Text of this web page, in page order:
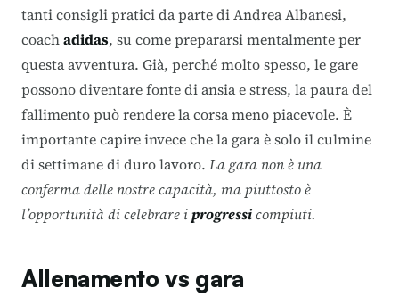
tanti consigli pratici da parte di Andrea Albanesi,
coachadidas, su come prepararsi mentalmente per
questa avventura. Già, perché molto spesso, le gare
possono diventare fonte di ansia e stress, la paura del
fallimento può rendere la corsa meno piacevole. È
importante capire invece che la gara è solo il culmine
di settimane di duro lavoro. La gara non è una
conferma delle nostre capacità, ma piuttosto è
l’opportunità di celebrare iprogressicompiuti.
Allenamento vs gara